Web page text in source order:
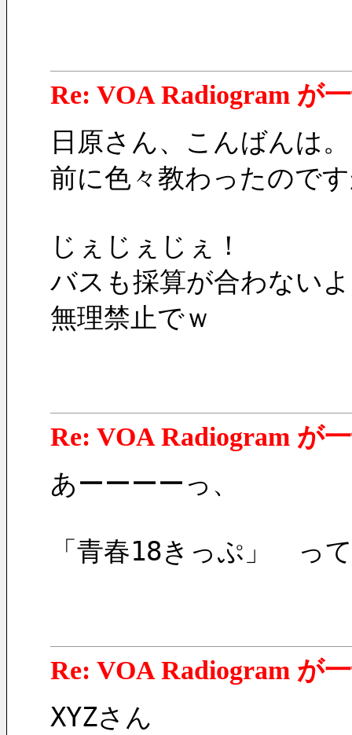
Re: VOA Radiogram が
日原さん、こんばんは
前に色々教わったので
じぇじぇじぇ！
バスも採算が合わない
無理禁止でｗ
Re: VOA Radiogram が
あーーーーっ、
「青春18きっぷ」　っ
Re: VOA Radiogram が
XYZさん